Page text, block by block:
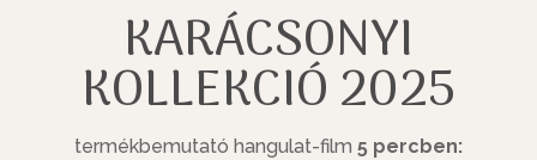
KARÁCSONYI
KOLLEKCIÓ 2025
termékbemutató hangulat-film 5 percben: